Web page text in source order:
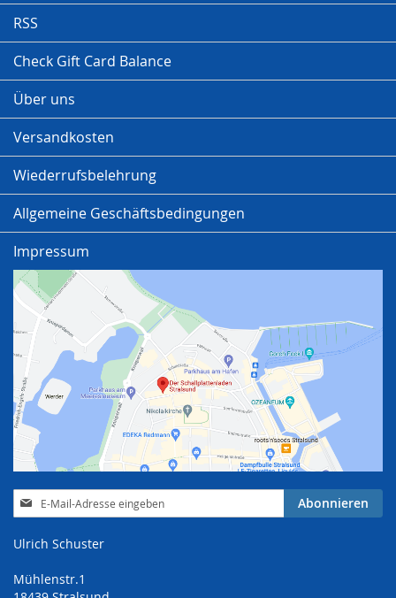
RSS
Check Gift Card Balance
Über uns
Versandkosten
Wiederrufsbelehrung
Allgemeine Geschäftsbedingungen
Impressum
Anmeldung
zum
Abonnieren
Ulrich Schuster
Mühlenstr.1